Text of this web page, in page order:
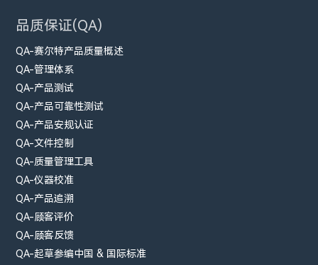
品质保证(QA)
QA-赛尔特产品质量概述
QA-管理体系
QA-产品测试
QA-产品可靠性测试
QA-产品安规认证
QA-文件控制
QA-质量管理工具
QA-仪器校准
QA-产品追溯
QA-顾客评价
QA-顾客反馈
QA-起草参编中国 & 国际标准